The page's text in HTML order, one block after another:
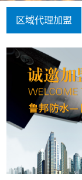
区域代理加盟